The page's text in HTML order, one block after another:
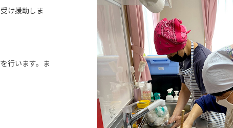
け援助しま
行います。ま